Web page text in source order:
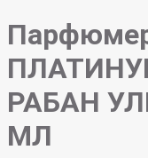
РАБАН
МЛ